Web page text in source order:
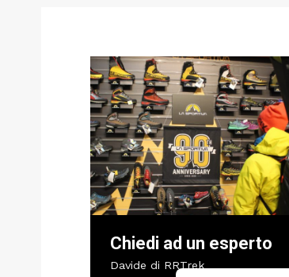
Chiedi ad un esperto
Davide di RRTrek